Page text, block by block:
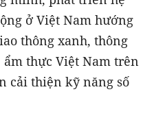
ở Việt Nam hướng
thông xanh, thông
thực Việt Nam trên
cải thiện kỹ năng số